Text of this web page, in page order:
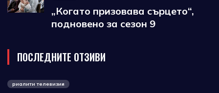
„Когато призовава сърцето“,
подновено за сезон 9
ПОСЛЕДНИТЕ ОТЗИВИ
риалити телевизия